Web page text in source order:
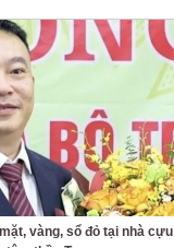
vàng, sổ đỏ tại nhà cựu